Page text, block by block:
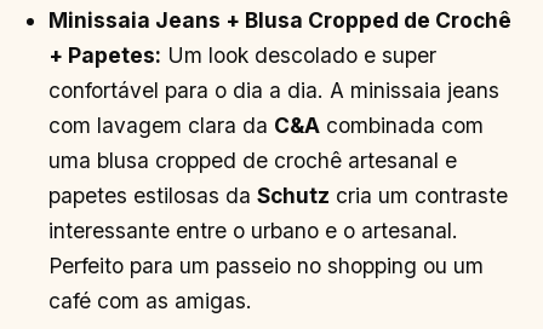
Minissaia Jeans + Blusa Cropped de Crochê
+ Papetes: Um look descolado e super
confortável para o dia a dia. A minissaia jeans
com lavagem clara da C&A combinada com
uma blusa cropped de crochê artesanal e
papetes estilosas daSchutz cria um contraste
interessante entre o urbano e o artesanal.
Perfeito para um passeio no shopping ou um
café com as amigas.